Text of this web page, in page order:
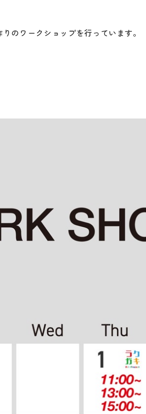
のワークショップを行っています。